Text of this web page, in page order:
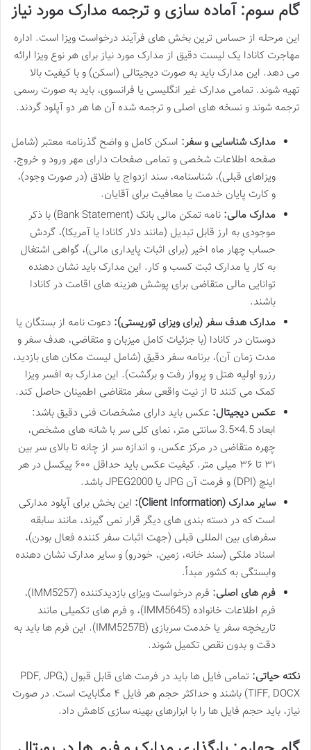
گام سوم: آماده سازی و ترجمه مدارک مورد نیاز
این مرحله از حساس ترین بخش های فرآیند درخواست ویزا است. اداره
مهاجرت کانادا یک لیست دقیق از مدارک مورد نیاز برای هر نوع ویزا ارائه
می دهد. این مدارک باید به صورت دیجیتالی (اسکن) و با کیفیت بالا
تهیه شوند. تمامی مدارک غیر انگلیسی یا فرانسوی، باید به صورت رسمی
ترجمه شوند و نسخه های اصلی و ترجمه شده آن ها هر دو آپلود گردند.
مدارک شناسایی و سفر: اسکن کامل و واضح گذرنامه معتبر (شامل
صفحه اطلاعات شخصی و تمامی صفحات دارای مهر ورود و خروج،
ویزاهای قبلی)، شناسنامه، سند ازدواج یا طلاق (در صورت وجود)،
و کارت پایان خدمت یا معافیت برای آقایان.
مدارک مالی:
نامه تمکن مالی بانک (Bank Statement) با ذکر
موجودی به ارز قابل تبدیل (مانند دلار کانادا یا آمریکا)، گردش
حساب چهار ماه اخیر (برای اثبات پایداری مالی)، گواهی اشتغال
به کار یا مدارک ثبت کسب و کار. این مدارک باید نشان دهنده
توانایی مالی متقاضی برای پوشش هزینه های اقامت در کانادا
باشند.
مدارک هدف سفر (برای ویزای توریستی): دعوت نامه از بستگان یا
دوستان در کانادا (با جزئیات کامل میزبان و متقاضی، هدف سفر و
مدت زمان آن)، برنامه سفر دقیق (شامل لیست مکان های بازدید،
رزرو اولیه هتل و پرواز رفت و برگشت). این مدارک به افسر ویزا
کمک می کنند تا از نیت واقعی سفر متقاضی اطمینان حاصل کند.
عکس دیجیتال: عکس باید دارای مشخصات فنی دقیق باشد:
ابعاد 4.5×3.5 سانتی متر، نمای کلی سر با شانه های مشخص،
چهره متقاضی در مرکز عکس، و اندازه سر از چانه تا بالای سر بین
۳۱ تا ۳۶ میلی متر. کیفیت عکس باید حداقل ۶۰۰ پیکسل در هر
اینچ (DPI) و فرمت آن JPG یا JPEG2000 باشد.
سایر مدارک (Client Information):
این بخش برای آپلود مدارکی
است که در دسته بندی های دیگر قرار نمی گیرند، مانند سابقه
سفرهای بین المللی قبلی (جهت اثبات سفر کننده فعال بودن)،
اسناد ملکی (سند خانه، زمین، خودرو) و سایر مدارک نشان دهنده
وابستگی به کشور مبدأ.
فرم های اصلی:
فرم درخواست ویزای بازدیدکننده (IMM5257)،
فرم اطلاعات خانواده (IMM5645)، و فرم های تکمیلی مانند
تاریخچه سفر یا خدمت سربازی (IMM5257B). این فرم ها باید به
دقت و بدون نقص تکمیل شوند.
نکته حیاتی:
تمامی فایل ها باید در فرمت های قابل قبول (PDF, JPG,
TIFF, DOCX) باشند و حداکثر حجم هر فایل ۴ مگابایت است. در صورت
نیاز، باید حجم فایل ها را با ابزارهای بهینه سازی کاهش داد.